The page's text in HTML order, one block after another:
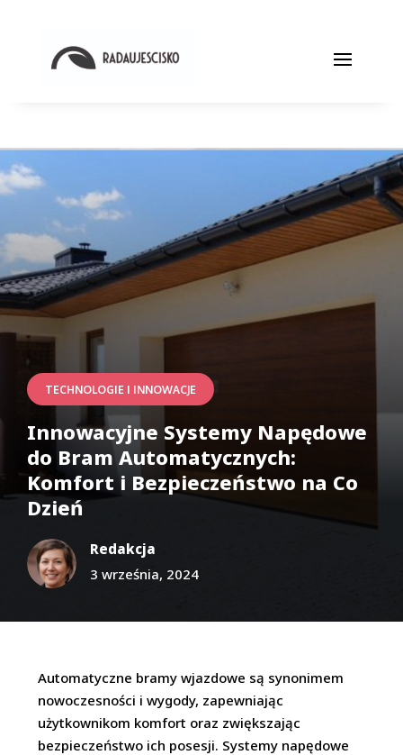
TECHNOLOGIE I INNOWACJE
Innowacyjne Systemy Napędowe
do Bram Automatycznych:
Komfort i Bezpieczeństwo na Co
Dzień
Redakcja
3 września, 2024
Automatyczne bramy wjazdowe są synonimem
nowoczesności i wygody, zapewniając
użytkownikom komfort oraz zwiększając
bezpieczeństwo ich posesji. Systemy napędowe